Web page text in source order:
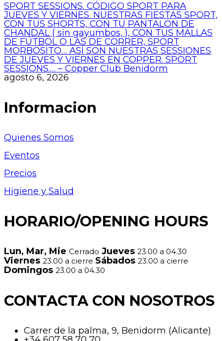
SPORT SESSIONS. CÓDIGO SPORT PARA
JUEVES Y VIERNES. NUESTRAS FIESTAS SPORT,
CON TUS SHORTS, CON TU PANTALON DE
CHANDAL ( sin gayumbos, ), CON TUS MALLAS
DE FÚTBOL O LAS DE CORRER, SPORT
MORBOSITO… ASÍ SON NUESTRAS SESSIONES
DE JUEVES Y VIERNES EN COPPER. SPORT
SESSIONS.… – Copper Club Benidorm
agosto 6, 2026
Informacion
Quienes Somos
Eventos
Precios
Higiene y Salud
HORARIO/OPENING HOURS
Lun, Mar, Mie Cerrado Jueves 23.00 a 04.30
Viernes 23.00 a cierre Sábados 23.00 a cierre
Domingos 23.00 a 04.30
CONTACTA CON NOSOTROS
Carrer de la palma, 9, Benidorm (Alicante)